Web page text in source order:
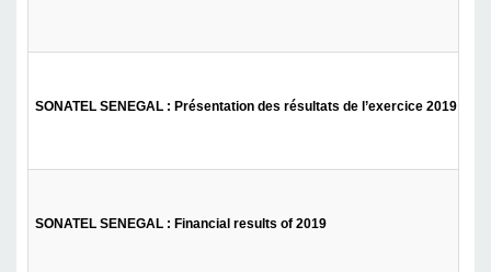
SONATEL SENEGAL : Présentation des résultats de l’exercice 2019
SONATEL SENEGAL : Financial results of 2019